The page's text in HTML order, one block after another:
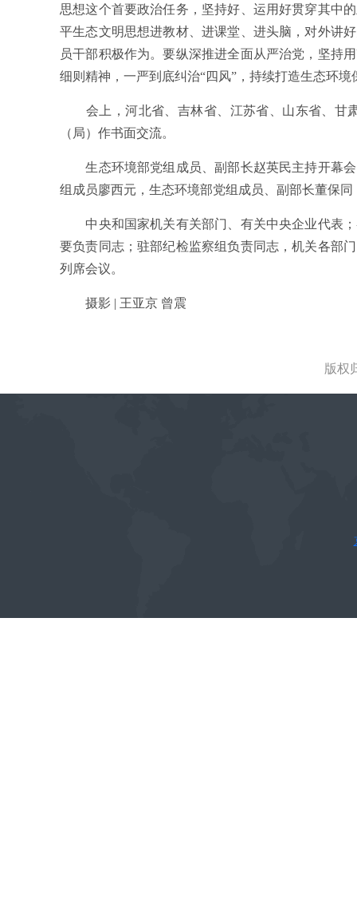
思想这个首要政治任务，坚持好、运用好贯穿其中
平生态文明思想进教材、进课堂、进头脑，对外讲
员干部积极作为。要纵深推进全面从严治党，坚持
细则精神，一严到底纠治“四风”，持续打造生态环境
会上，河北省、吉林省、江苏省、山东省、甘肃
（局）作书面交流。
生态环境部党组成员、副部长赵英民主持开幕会
组成员廖西元，生态环境部党组成员、副部长董保
中央和国家机关有关部门、有关中央企业代表；
要负责同志；驻部纪检监察组负责同志，机关各部
列席会议。
摄影 | 王亚京 曾震
版权